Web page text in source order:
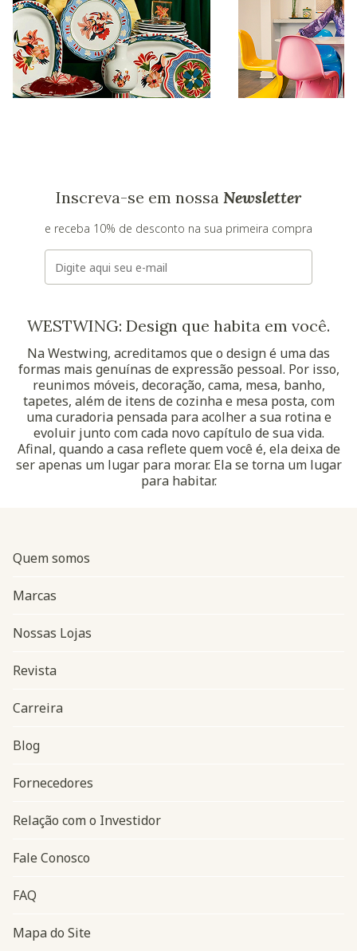
Inscreva-se em nossa Newsletter
e receba 10% de desconto na sua primeira compra
E-mail
WESTWING: Design que habita em você.
Na Westwing, acreditamos que o design é uma das
formas mais genuínas de expressão pessoal. Por isso,
reunimos móveis, decoração, cama, mesa, banho,
tapetes, além de itens de cozinha e mesa posta, com
uma curadoria pensada para acolher a sua rotina e
evoluir junto com cada novo capítulo de sua vida.
Afinal, quando a casa reflete quem você é, ela deixa de
ser apenas um lugar para morar. Ela se torna um lugar
para habitar.
Navegação do rodapé
Quem somos
Marcas
Nossas Lojas
Revista
Carreira
Blog
Fornecedores
Relação com o Investidor
Fale Conosco
FAQ
Mapa do Site